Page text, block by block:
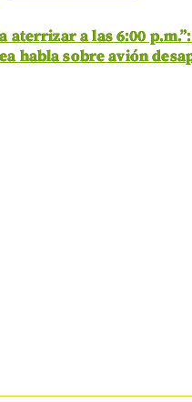
aterrizar a las 6:00
habla sobre avión